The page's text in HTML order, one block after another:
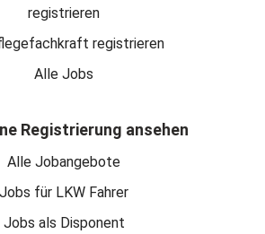
registrieren
registrieren
Alle Jobs
Registrierung ansehen
Alle Jobangebote
Jobs für LKW Fahrer
Jobs als Disponent